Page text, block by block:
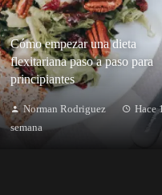
Cómo empezar una dieta
flexitariana paso a paso para
principiantes
Norman Rodriguez
Hace
semana